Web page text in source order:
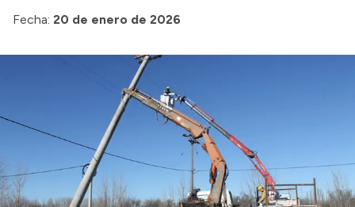
Fecha: 20 de enero de 2026